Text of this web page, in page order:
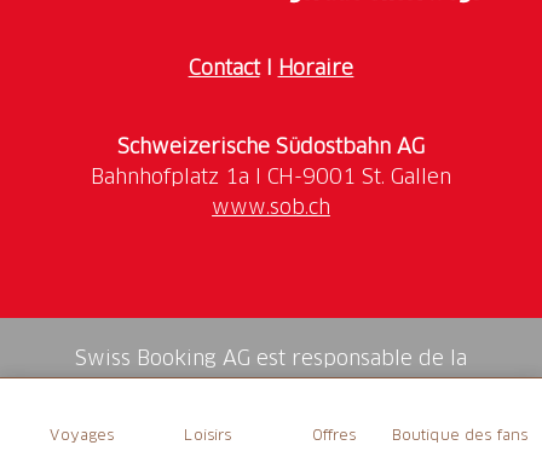
Voyages Loisirs Offres Boutique des fans
ContactI Horaire
Schweizerische Südostbahn AG
www.sob.ch
Swiss Booking AG est responsable de la